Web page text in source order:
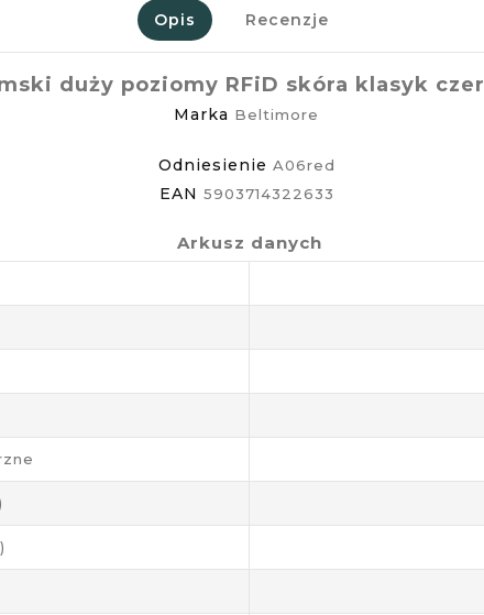
Opis Recenzje
duży poziomy RFiD skóra klasyk
Marka Beltimore
Odniesienie A06red
EAN 5903714322633
Arkusz danych